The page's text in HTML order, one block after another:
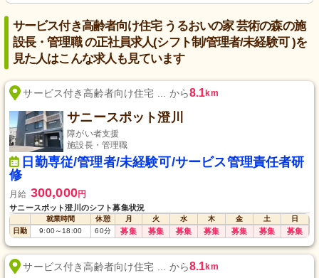
サービス付き高齢者向け住宅 うるおいの家 芸術の森の施
設長・管理職 の正社員求人(シフト制/管理者/未経験可 )を
見た人はこんな求人も見ています
サービス付き高齢者向け住宅 ... から8.1km
サニースポット澄川
障がい者支援
施設長・管理職
日勤専従/管理者/未経験可/サービス管理責任者研
修
月給 300,000円
サニースポット澄川のシフト募集状況
就業時間 休憩 月 火 水 木 金 土
日
日勤
9:00～18:00 60分 募集 募集 募集 募集 募集 募集 募集
サービス付き高齢者向け住宅 ... から8.1km